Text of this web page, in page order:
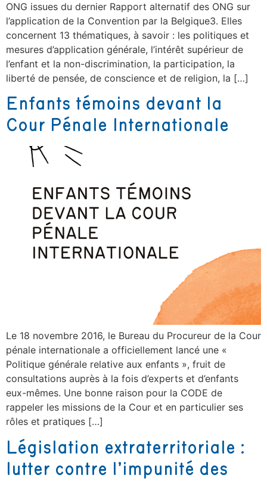
ONG issues du dernier Rapport alternatif des ONG sur
l’application de la Convention par la Belgique3. Elles
concernent 13 thématiques, à savoir : les politiques et
mesures d’application générale, l’intérêt supérieur de
l’enfant et la non-discrimination, la participation, la
liberté de pensée, de conscience et de religion, la […]
Enfants témoins devant la
Cour Pénale Internationale
Le 18 novembre 2016, le Bureau du Procureur de la Cour
pénale internationale a officiellement lancé une «
Politique générale relative aux enfants », fruit de
consultations auprès à la fois d’experts et d’enfants
eux-mêmes. Une bonne raison pour la CODE de
rappeler les missions de la Cour et en particulier ses
rôles et pratiques […]
Législation extraterritoriale :
lutter contre l’impunité des